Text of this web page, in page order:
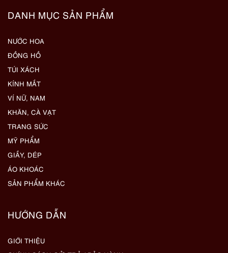
DANH MỤC SẢN PHẨM
NƯỚC HOA
ĐỒNG HỒ
TÚI XÁCH
KÍNH MẮT
VÍ NỮ, NAM
KHĂN, CÀ VẠT
TRANG SỨC
MỸ PHẨM
GIẦY, DÉP
ÁO KHOÁC
SẢN PHẨM KHÁC
HƯỚNG DẪN
GIỚI THIỆU